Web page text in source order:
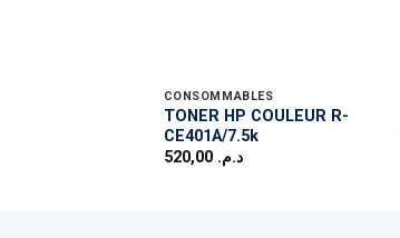
CONSOMMABLES
TONER HP COULEUR R-
CE401A/7.5k
د.م. 520,00